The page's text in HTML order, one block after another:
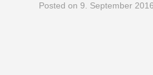
Posted on 9. September 2016